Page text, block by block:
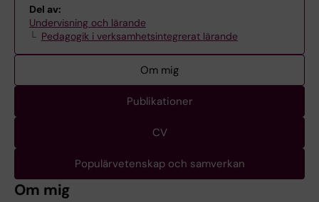
Del av:
Undervisning och lärande
Pedagogik i verksamhetsintegrerat lärande
Om mig
Publikationer
CV
Populärvetenskap och samverkan
Om mig